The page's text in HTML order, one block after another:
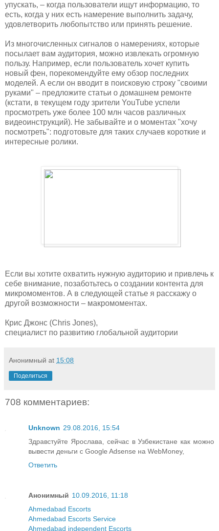
упускать, – когда пользователи ищут информацию, то
есть, когда у них есть намерение выполнить задачу,
удовлетворить любопытство или принять решение.
Из многочисленных сигналов о намерениях, которые
посылает вам аудитория, можно извлекать огромную
пользу. Например, если пользователь хочет купить
новый фен, порекомендуйте ему обзор последних
моделей. А если он вводит в поисковую строку "своими
руками" – предложите статьи о домашнем ремонте
(кстати, в текущем году зрители YouTube успели
просмотреть уже более 100 млн часов различных
видеоинструкций). Не забывайте и о моментах "хочу
посмотреть": подготовьте для таких случаев короткие и
интересные ролики.
Если вы хотите охватить нужную аудиторию и привлечь к
себе внимание, позаботьтесь о создании контента для
микромоментов. А в следующей статье я расскажу о
другой возможности – макромоментах.
Крис Джонс (Chris Jones),
специалист по развитию глобальной аудитории
Анонимный at 15:08
Поделиться
708 комментариев:
Unknown 29.08.2016, 15:54
Здравстуйте Ярослава, сейчас в Узбекистане как можно
вывести деньги с Google Adsense на WebMoney,
Ответить
Анонимный 10.09.2016, 11:18
Ahmedabad Escorts
Ahmedabad Escorts Service
Ahmedabad independent Escorts